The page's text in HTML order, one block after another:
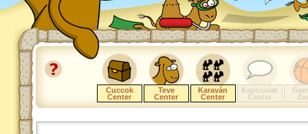
Cuccok
Center
Teve
Center
Karaván
Center
Kapcsolat
Center